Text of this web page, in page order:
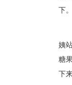
下
姨
糖
下